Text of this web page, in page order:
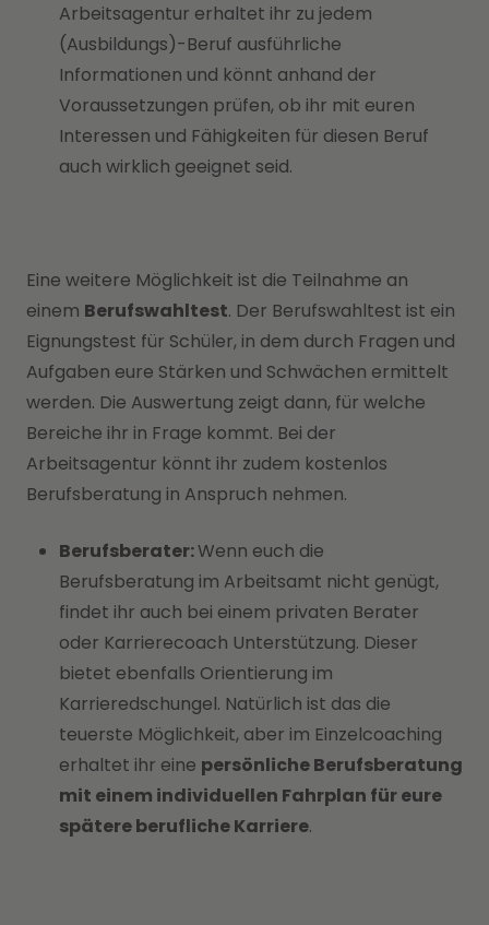
Arbeitsagentur erhaltet ihr zu jedem
(Ausbildungs)-Beruf ausführliche
Informationen und könnt anhand der
Voraussetzungen prüfen, ob ihr mit euren
Interessen und Fähigkeiten für diesen Beruf
auch wirklich geeignet seid.
Eine weitere Möglichkeit ist die Teilnahme an
einem Berufswahltest. Der Berufswahltest ist ein
Eignungstest für Schüler, in dem durch Fragen und
Aufgaben eure Stärken und Schwächen ermittelt
werden. Die Auswertung zeigt dann, für welche
Bereiche ihr in Frage kommt. Bei der
Arbeitsagentur könnt ihr zudem kostenlos
Berufsberatung in Anspruch nehmen.
Berufsberater:Wenn euch die
Berufsberatung im Arbeitsamt nicht genügt,
findet ihr auch bei einem privaten Berater
oder Karrierecoach Unterstützung. Dieser
bietet ebenfalls Orientierung im
Karrieredschungel. Natürlich ist das die
teuerste Möglichkeit, aber im Einzelcoaching
erhaltet ihr eine persönliche Berufsberatung
mit einem individuellen Fahrplan für eure
spätere berufliche Karriere.